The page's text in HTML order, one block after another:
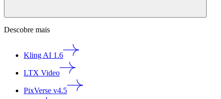
Descobre mais
Kling AI 1.6
LTX Video
PixVerse v4.5